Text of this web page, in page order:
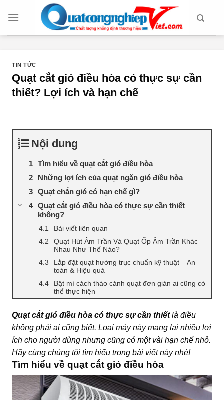
đến
TIN TỨC
Quạt cắt gió điều hòa có thực sự cần
thiết? Lợi ích và hạn chế
Nội dung
Tìm hiểu về quạt cắt gió điều hòa
Những lợi ích của quạt ngăn gió điều hòa
Quạt chắn gió có hạn chế gì?
Quạt cắt gió điều hòa có thực sự cần thiết
không?
Bài viết liên quan
Quạt Hút Âm Trần Và Quạt Ốp Âm Trần Khác
Nhau Như Thế Nào?
Lắp đặt quạt hướng trục chuẩn kỹ thuật – An
toàn & Hiệu quả
Bật mí cách tháo cánh quạt đơn giản ai cũng có
thể thực hiện
Quạt cắt gió điều hòa có thực sự cần thiết là điều
không phải ai cũng biết. Loại máy này mang lại nhiều lợi
ích cho người dùng nhưng cũng có một vài hạn chế nhỏ.
Hãy cùng chúng tôi tìm hiểu trong bài viết này nhé!
Tìm hiểu về quạt cắt gió điều hòa